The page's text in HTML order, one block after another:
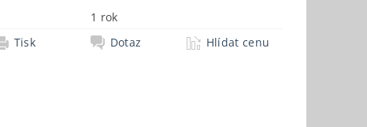
1 rok
Tisk
Dotaz Hlídat cenu